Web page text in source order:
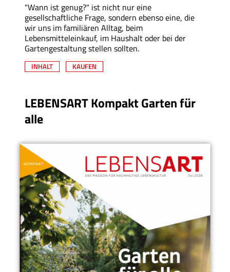
"Wann ist genug?" ist nicht nur eine
gesellschaftliche Frage, sondern ebenso eine, die
wir uns im familiären Alltag, beim
Lebensmitteleinkauf, im Haushalt oder bei der
Gartengestaltung stellen sollten.
INHALT KAUFEN
LEBENSART Kompakt Garten für
alle